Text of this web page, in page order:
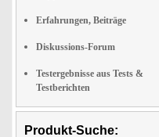
Erfahrungen, Beiträge
Diskussions-Forum
Testergebnisse aus Tests &
Testberichten
Produkt-Suche: